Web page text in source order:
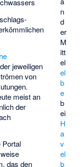
n
d
er
M
itt
el
el
b
e
b
ei
H
a
v
el
b
jeweiligen
von
meist an
der
Portal
das den